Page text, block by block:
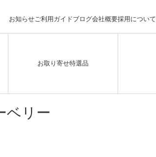
お知らせ ご利用ガイドブログ会社概要採用について
お取り寄せ特選品
ベリー